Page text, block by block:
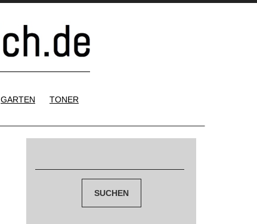
GARTEN TONER